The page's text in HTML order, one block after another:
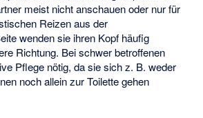
meist nicht anschauen oder nur für
Reizen aus der
wenden sie ihren Kopf häufig
Richtung. Bei schwer betroffenen
Pflege nötig, da sie sich z. B. weder
noch allein zur Toilette gehen